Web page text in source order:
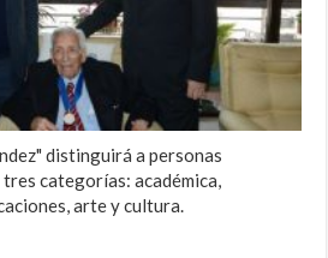
distinguirá a personas
categorías: académica,
arte y cultura.